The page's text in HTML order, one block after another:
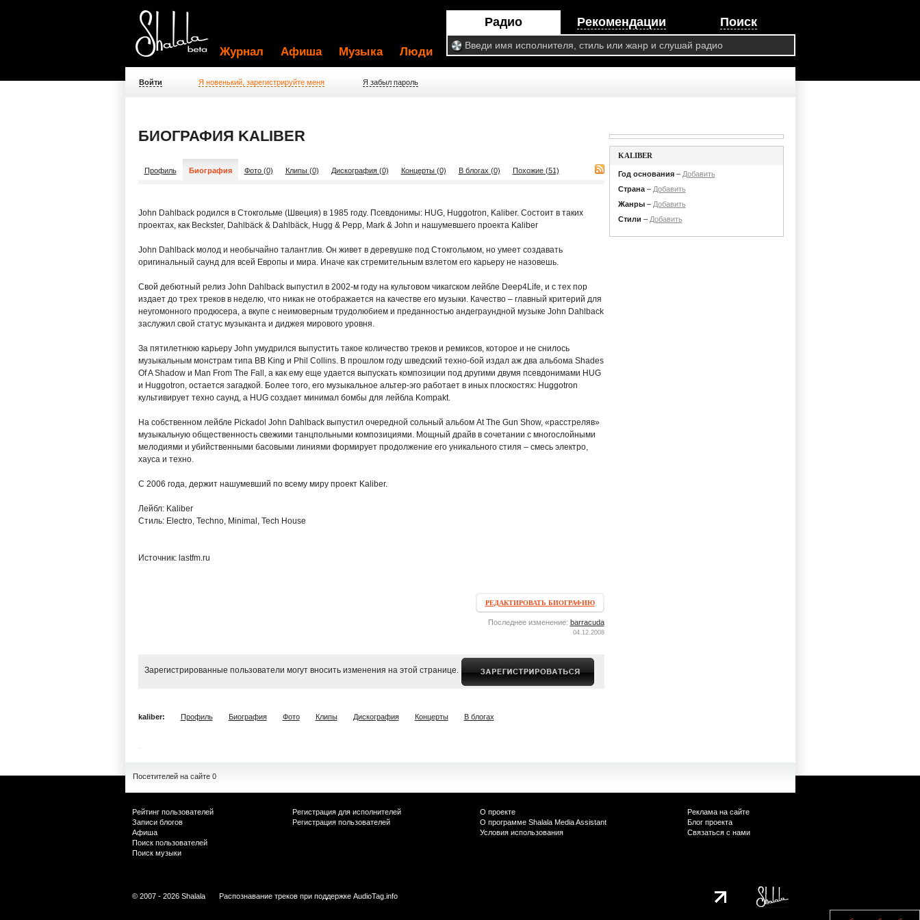
Радио Рекомендации Поиск
Журнал Афиша Музыка Люди
Войти Я новенький, зарегистрируйте меня Я забыл пароль
БИОГРАФИЯ KALIBER
Профиль Биография Фото (0) Клипы (0) Дискография (0) Концерты (0) В блогах (0) Похожие (51)
John Dahlback родился в Стокгольме (Швеция) в 1985 году. Псевдонимы: HUG, Huggotron, Kaliber. Состоит в таких
проектах, как Beckster, Dahlbäck & Dahlbäck, Hugg & Pepp, Mark & John и нашумевшего проекта Kaliber
John Dahlback молод и необычайно талантлив. Он живет в деревушке под Стокгольмом, но умеет создавать
оригинальный саунд для всей Европы и мира. Иначе как стремительным взлетом его карьеру не назовешь.
Свой дебютный релиз John Dahlback выпустил в 2002-м году на культовом чикагском лейбле Deep4Life, и с тех пор
издает до трех треков в неделю, что никак не отображается на качестве его музыки. Качество – главный критерий для
неугомонного продюсера, а вкупе с неимоверным трудолюбием и преданностью андеграундной музыке John Dahlback
заслужил свой статус музыканта и диджея мирового уровня.
За пятилетнюю карьеру John умудрился выпустить такое количество треков и ремиксов, которое и не снилось
музыкальным монстрам типа BB King и Phil Collins. В прошлом году шведский техно-бой издал аж два альбома Shades
Of A Shadow и Man From The Fall, а как ему еще удается выпускать композиции под другими двумя псевдонимами HUG
и Huggotron, остается загадкой. Более того, его музыкальное альтер-эго работает в иных плоскостях: Huggotron
культивирует техно саунд, а HUG создает минимал бомбы для лейбла Kompakt.
На собственном лейбле Pickadol John Dahlback выпустил очередной сольный альбом At The Gun Show, «расстреляв»
музыкальную общественность свежими танцпольными композициями. Мощный драйв в сочетании с многослойными
мелодиями и убийственными басовыми линиями формирует продолжение его уникального стиля – смесь электро,
хауса и техно.
С 2006 года, держит нашумевший по всему миру проект Kaliber.
Лейбл: Kaliber
Стиль: Electro, Techno, Minimal, Tech House
Источник: lastfm.ru
РЕДАКТИРОВАТЬ БИОГРАФИЮ
Последнее изменение: barracuda
04.12.2008
Зарегистрированные пользователи могут вносить изменения на этой странице.
kaliber: Профиль Биография Фото Клипы Дискография Концерты В блогах
KALIBER
Год основания– Добавить
Страна– Добавить
Жанры– Добавить
Стили – Добавить
Посетителей на сайте 0
Рейтинг пользователей
Записи блогов
Афиша
Поиск пользователей
Поиск музыки
Регистрация для исполнителей
Регистрация пользователей
О проекте
О программе Shalala Media Assistant
Условия использования
Реклама на сайте
Блог проекта
Связаться с нами
© 2007 - 2026 Shalala Распознавание треков при поддержке AudioTag.info